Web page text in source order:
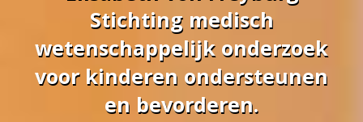
Stichting medisch
wetenschappelijk onderzoek
voor kinderen ondersteunen
en bevorderen.